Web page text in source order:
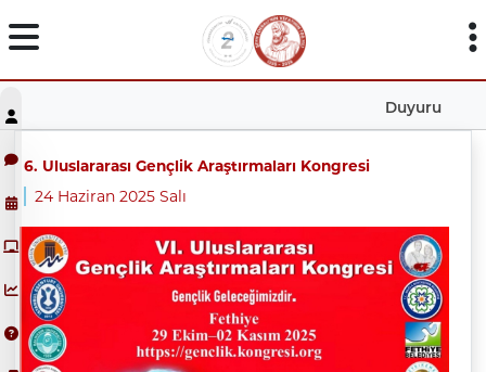
Duyuru
6. Uluslararası Gençlik Araştırmaları Kongresi
24 Haziran 2025 Salı